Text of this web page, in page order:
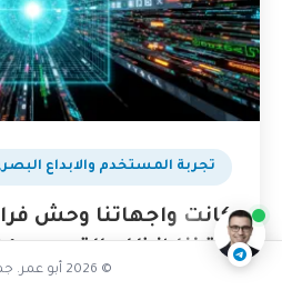
تجربة المستخدم والابداع
كانت واجهاتنا وحش
من جحيم الفوضى
كيف أجعل التصميم جذاباً
ناقشنا على تليجرام@AbuOmarTech_bot
© 2026 أبو عمر. جميع الحقوق محفوظة.